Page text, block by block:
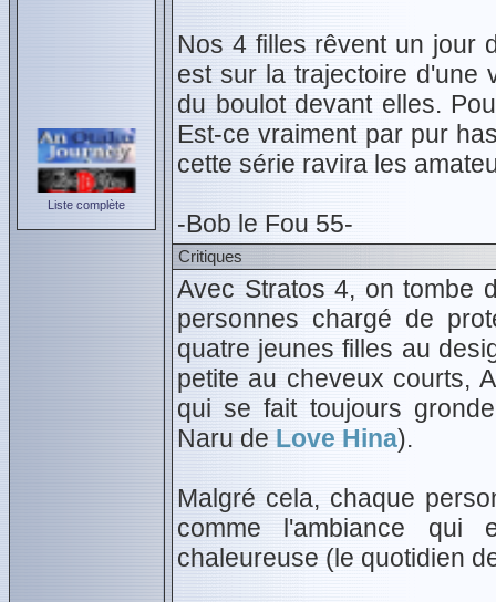
Liste complète
Nos 4 filles rêvent un jour
est sur la trajectoire d'une
du boulot devant elles.
Est-ce vraiment par pur
cette série ravira les
-Bob le Fou 55-
Critiques
Avec Stratos 4, on tombe
personnes chargé de
quatre jeunes filles au
petite au cheveux courts,
qui se fait toujours
Naru de Love Hina).
Malgré cela, chaque
comme l'ambiance qui
chaleureuse (le quotidien